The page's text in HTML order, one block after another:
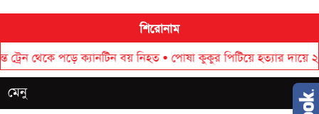
শিরোনাম
পড়ে ক্যানটিন বয় নিহত•পোষা কুকুর পিটিয়ে হত্যার দায়ে ২০
মেনু